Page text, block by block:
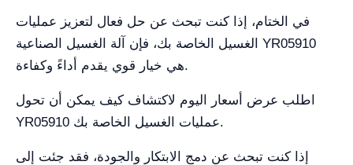
في الختام، إذا كنت تبحث عن حل فعال لتعزيز عمليات
الغسيل الخاصة بك، فإن آلة الغسيل الصناعية YR05910
هي خيار قوي يقدم أداءً وكفاءة.
اطلب عرض أسعار اليوم لاكتشاف كيف يمكن أن تحول
YR05910 عمليات الغسيل الخاصة بك.
إذا كنت تبحث عن دمج الابتكار والجودة، فقد جئت إلى